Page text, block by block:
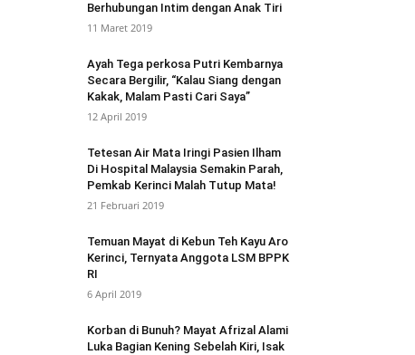
Berhubungan Intim dengan Anak Tiri
11 Maret 2019
Ayah Tega perkosa Putri Kembarnya
Secara Bergilir, “Kalau Siang dengan
Kakak, Malam Pasti Cari Saya”
12 April 2019
Tetesan Air Mata Iringi Pasien Ilham
Di Hospital Malaysia Semakin Parah,
Pemkab Kerinci Malah Tutup Mata!
21 Februari 2019
Temuan Mayat di Kebun Teh Kayu Aro
Kerinci, Ternyata Anggota LSM BPPK
RI
6 April 2019
Korban di Bunuh? Mayat Afrizal Alami
Luka Bagian Kening Sebelah Kiri, Isak